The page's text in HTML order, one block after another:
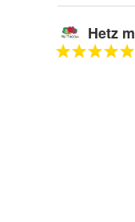
Hetz